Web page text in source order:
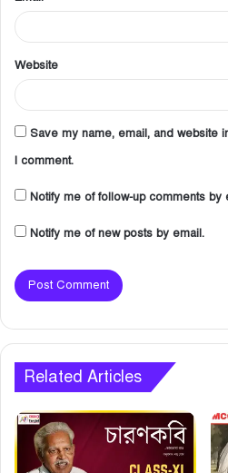
Website
Save my name, email, and website
I comment.
Notify me of follow-up comments by
Notify me of new posts by email.
Related Articles